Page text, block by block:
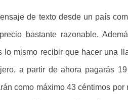
de texto desde un país
bastante razonable.
lo mismo recibir que hacer una
a partir de ahora pagarás
como máximo 43 céntimos